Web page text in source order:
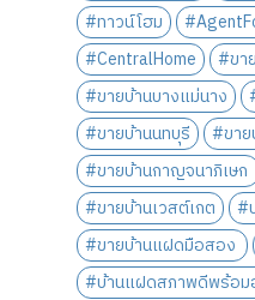
#ทาวน์โฮม
#CentralHome
#ขา
#ขายบ้านบางแม่นาง
#ขายบ้านนทบุรี
#ขา
#ขายบ้านกาญจนาภิเษก
#ขายบ้านเวสต์เกต
#
#ขายบ้านแฝดมือสอง
#บ้านแฝดสภาพดีพร้อม